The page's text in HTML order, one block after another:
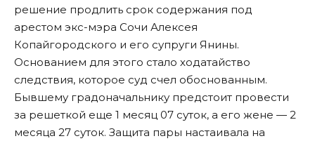
решение продлить срок содержания под
арестом экс-мэра Сочи Алексея
Копайгородского и его супруги Янины.
Основанием для этого стало ходатайство
следствия, которое суд счел обоснованным.
Бывшему градоначальнику предстоит провести
за решеткой еще 1 месяц 07 суток, а его жене — 2
месяца 27 суток. Защита пары настаивала на